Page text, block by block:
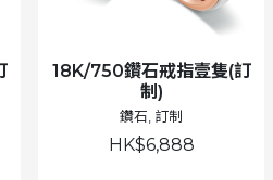
18K/750鑽石戒指壹隻(訂
制)
鑽石, 訂制
HK$6,888